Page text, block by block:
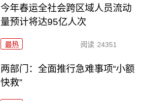
今年春运全社会跨区域人员流动
量预计将达95亿人次
最热 阅读 24351
两部门：全面推行急难事项“小额
快救”